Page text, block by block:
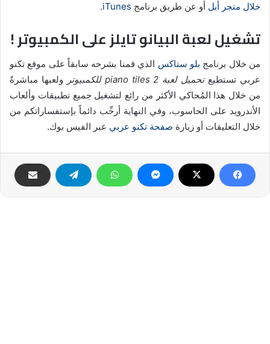
خلال متجر أبل أو عن طريق برنامج iTunes
.
تشغيل لعبة البيانو تايلز على الكمبيوتر !
من خلال برنامج بلو ستاكس الذي قمنا بشرحه سابقاً على موقع تكنو
عربي تستطيعتحميل لعبة piano tiles 2 للكمبيوتر
ولعبها مباشرةً
من خلال هذا المُحاكي الأكثر من رائع لتشغيل جميع تطبيقات وألعاب
الأندرويد على الحاسوب، وفي النهاية أرحِّب دائماً بإستفساراتكم من
خلال التعليقات أو زيارة صفحة تكنو عربي عبر الفيس بوك.